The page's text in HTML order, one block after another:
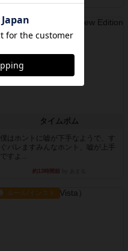
リプレイ
タイムボム
僕はホントに嘘が下手なようで、す
ぐバレますみんなホント、嘘が上手
ですよ...
約13時間前
ルール/インスト